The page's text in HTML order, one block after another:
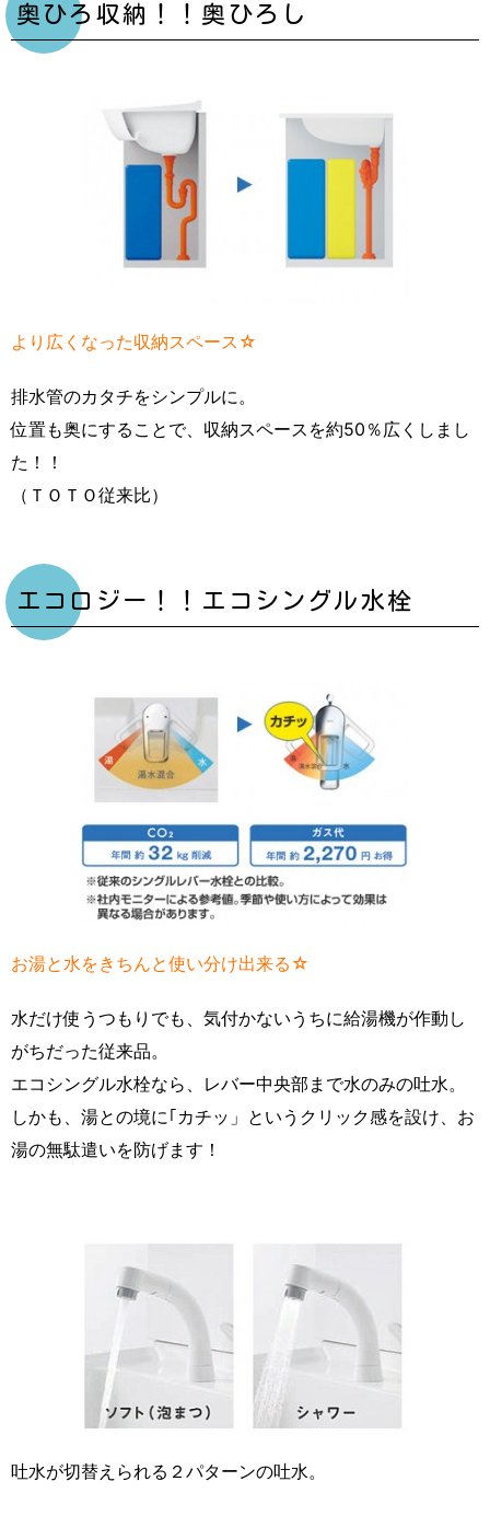
奥ひろ収納！！奥ひろし
より広くなった収納スペース☆
排水管のカタチをシンプルに。
位置も奥にすることで、収納スペースを約50％広くしまし
た！！
（ＴＯＴＯ従来比）
エコロジー！！エコシングル水栓
お湯と水をきちんと使い分け出来る☆
水だけ使うつもりでも、気付かないうちに給湯機が作動し
がちだった従来品。
エコシングル水栓なら、レバー中央部まで水のみの吐水。
しかも、湯との境に｢カチッ」というクリック感を設け、お
湯の無駄遣いを防げます！
吐水が切替えられる２パターンの吐水。